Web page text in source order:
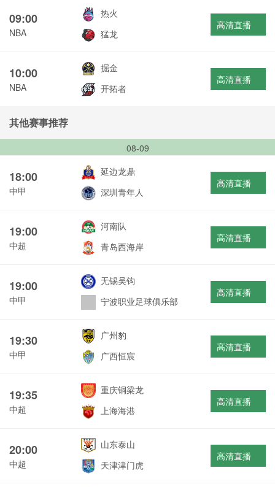
09:00
NBA
热火
猛龙
高清直播
10:00
NBA
掘金
开拓者
高清直播
其他赛事推荐
08-09
18:00
中甲
延边龙鼎
深圳青年人
高清直播
19:00
中超
河南队
青岛西海岸
高清直播
19:00
中甲
无锡吴钩
宁波职业足球俱乐部
高清直播
19:30
中甲
广州豹
广西恒宸
高清直播
19:35
中超
重庆铜梁龙
上海海港
高清直播
20:00
中超
山东泰山
天津津门虎
高清直播